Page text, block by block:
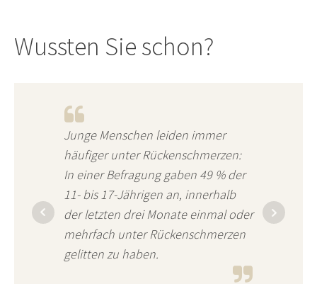
Wussten Sie schon?
Junge Menschen leiden immer
häufiger unter Rückenschmerzen:
In einer Befragung gaben 49 % der
11- bis 17-Jährigen an, innerhalb
der letzten drei Monate einmal oder
mehrfach unter Rückenschmerzen
gelitten zu haben.